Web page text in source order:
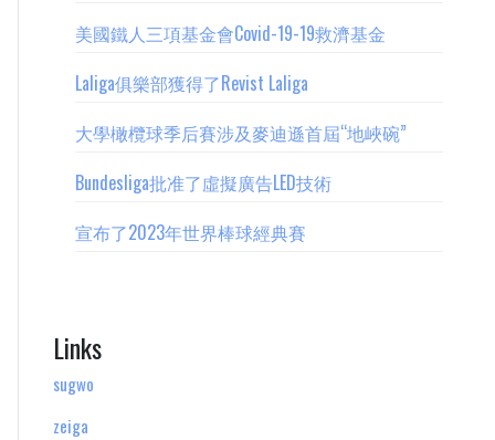
美國鐵人三項基金會Covid-19-19救濟基金
Laliga俱樂部獲得了Revist Laliga
大學橄欖球季后賽涉及麥迪遜首屆“地峽碗”
Bundesliga批准了虛擬廣告LED技術
宣布了2023年世界棒球經典賽
Links
sugwo
zeiga